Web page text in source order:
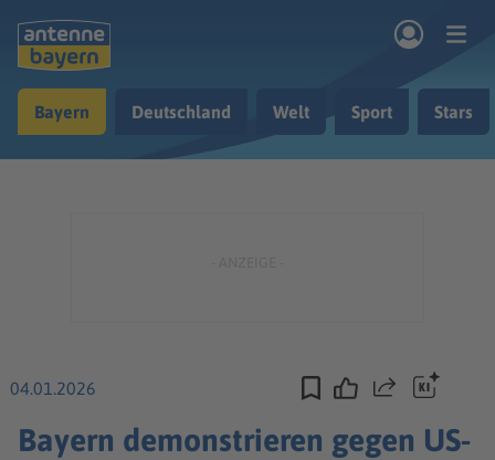
Musik & Radio
Bayern Deutschland Welt Sport Stars
04.01.2026 Teilen
Bayern demonstrieren gegen US-